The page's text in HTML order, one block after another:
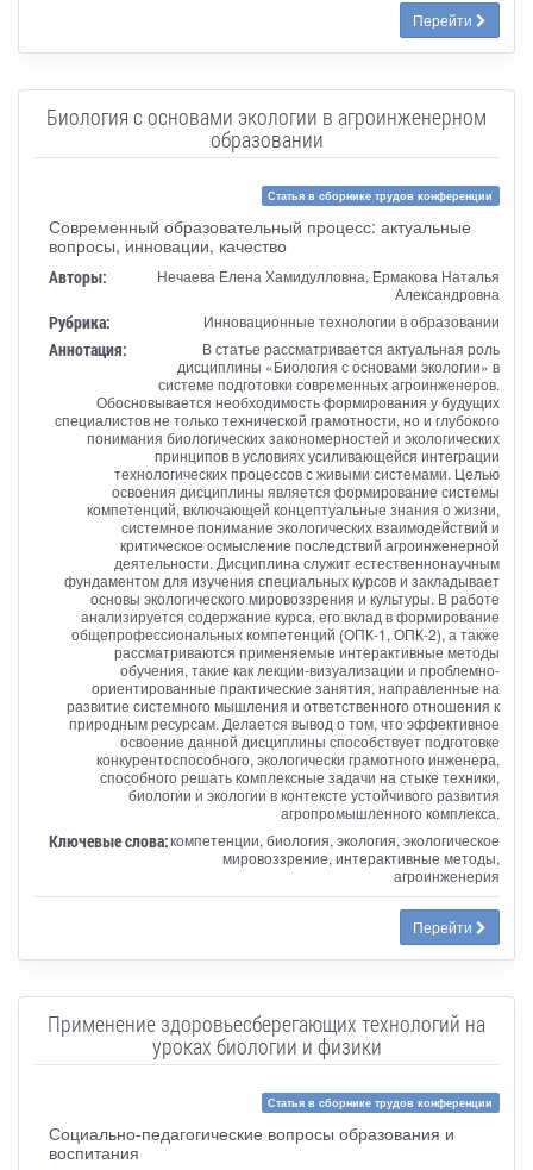
Перейти
Биология с основами экологии в агроинженерном
образовании
Статья в сборнике трудов конференции
Современный образовательный процесс: актуальные
вопросы, инновации, качество
Авторы:
Нечаева Елена Хамидулловна, Ермакова Наталья
Александровна
Рубрика: Инновационные технологии в образовании
Аннотация:
В статье рассматривается актуальная роль
дисциплины «Биология с основами экологии» в
системе подготовки современных агроинженеров.
Обосновывается необходимость формирования у будущих
специалистов не только технической грамотности, но и глубокого
понимания биологических закономерностей и экологических
принципов в условиях усиливающейся интеграции
технологических процессов с живыми системами. Целью
освоения дисциплины является формирование системы
компетенций, включающей концептуальные знания о жизни,
системное понимание экологических взаимодействий и
критическое осмысление последствий агроинженерной
деятельности. Дисциплина служит естественнонаучным
фундаментом для изучения специальных курсов и закладывает
основы экологического мировоззрения и культуры. В работе
анализируется содержание курса, его вклад в формирование
общепрофессиональных компетенций (ОПК-1, ОПК-2), а также
рассматриваются применяемые интерактивные методы
обучения, такие как лекции-визуализации и проблемно-
ориентированные практические занятия, направленные на
развитие системного мышления и ответственного отношения к
природным ресурсам. Делается вывод о том, что эффективное
освоение данной дисциплины способствует подготовке
конкурентоспособного, экологически грамотного инженера,
способного решать комплексные задачи на стыке техники,
биологии и экологии в контексте устойчивого развития
агропромышленного комплекса.
Ключевые слова:компетенции, биология, экология, экологическое
мировоззрение, интерактивные методы,
агроинженерия
Перейти
Применение здоровьесберегающих технологий на
уроках биологии и физики
Статья в сборнике трудов конференции
Социально-педагогические вопросы образования и
воспитания